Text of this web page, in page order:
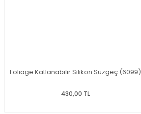
Foliage Katlanabilir Silikon Süzgeç (6099)
430,00 TL